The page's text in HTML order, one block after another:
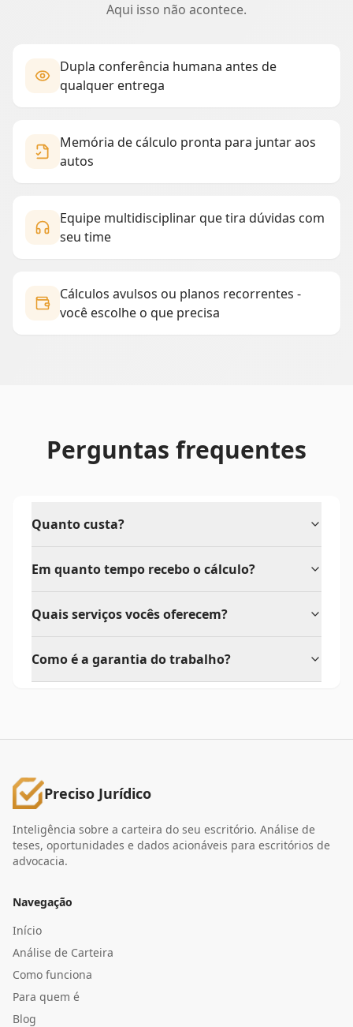
Aqui isso não acontece.
Dupla conferência humana antes de
qualquer entrega
Memória de cálculo pronta para juntar aos
autos
Equipe multidisciplinar que tira dúvidas com
seu time
Cálculos avulsos ou planos recorrentes -
você escolhe o que precisa
Perguntas frequentes
Quanto custa?
Em quanto tempo recebo o cálculo?
Quais serviços vocês oferecem?
Como é a garantia do trabalho?
Preciso Jurídico
Inteligência sobre a carteira do seu escritório. Análise de
teses, oportunidades e dados acionáveis para escritórios de
advocacia.
Navegação
Início
Análise de Carteira
Como funciona
Para quem é
Blog